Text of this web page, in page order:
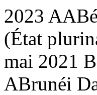
2023 AA
(État
mai 2021
ABrunéi